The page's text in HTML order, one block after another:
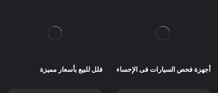
أجهزة فحص السيارات فى الإحساء فلل للبيع بأسعار مميزة